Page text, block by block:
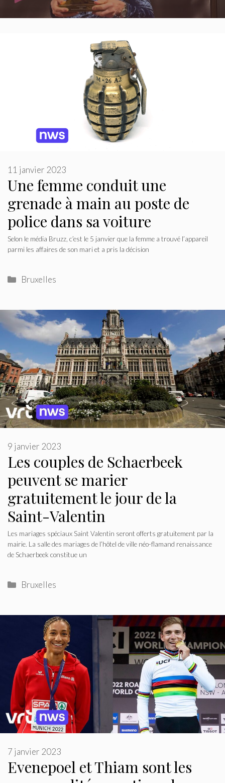
Une femme conduit une
grenade à main au poste de
police dans sa voiture
11 janvier 2023
Selon le média Bruzz, c’est le 5 janvier que la femme a trouvé l’appareil
parmi les affaires de son mari et a pris la décision
Catégories
Bruxelles
Les couples de Schaerbeek
peuvent se marier
gratuitement le jour de la
Saint-Valentin
9 janvier 2023
Les mariages spéciaux Saint Valentin seront offerts gratuitement par la
mairie. La salle des mariages de l’hôtel de ville néo-flamand renaissance
de Schaerbeek constitue un
Catégories
Bruxelles
Evenepoel et Thiam sont les
7 janvier 2023